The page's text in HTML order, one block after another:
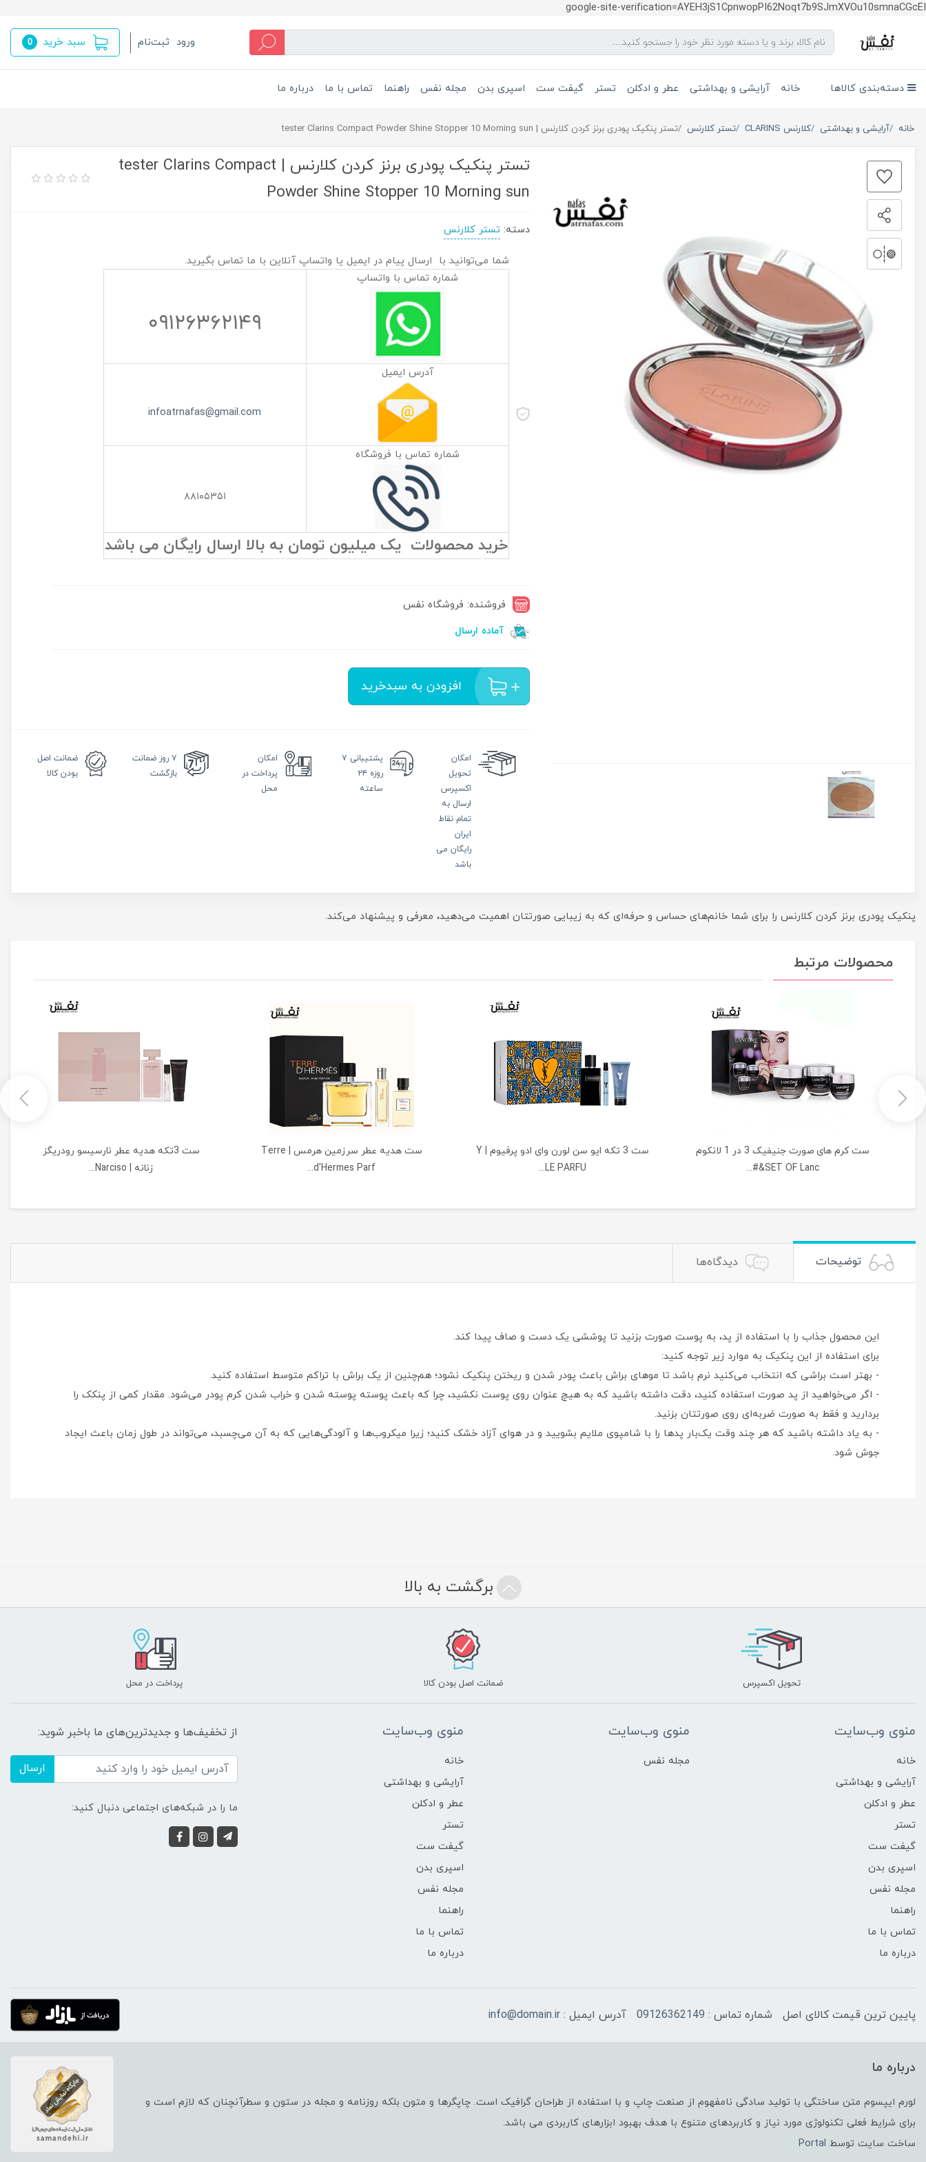
google-site-verification=AYEH3jS1CpnwopPI62Noqt7b9SJmXVOu10smnaCGcEI
ورود ثبت‌نام سبد خرید 0
دسته‌بندی کالاها خانه آرایشی و بهداشتی عطر و ادکلن تستر گیفت ست اسپری بدن مجله نفس راهنما تماس با ما درباره ما
خانه آرایشی و بهداشتی کلارنس CLARINS تستر کلارنس تستر پنکیک پودری برنز کردن کلارنس | tester Clarins Compact Powder Shine Stopper 10 Morning sun
تستر پنکیک پودری برنز کردن کلارنس | tester Clarins Compact
Powder Shine Stopper 10 Morning sun
دسته:تستر کلارنس
شما می‌توانید با ارسال پیام در ایمیل یا واتساپ آنلاین با ما تماس بگیرید.
شماره تماس با واتساپ
۰۹۱۲۶۳۶۲۱۴۹
آدرس ایمیل
infoatrnafas@gmail.com
شماره تماس با فروشگاه
۸۸۱۰۵۳۵۱
خرید محصولات یک میلیون تومان به بالا ارسال رایگان می باشد
فروشنده: فروشگاه نفس
آماده ارسال
افزودن به سبدخرید
امکان
تحویل
اکسپرس
ارسال به
تمام نقاط
ایران
رایگان می
باشد
پشتیبانی ۷
روزه ۲۴
ساعته
امکان
پرداخت در
محل
۷ روز
ضمانت
بازگشت
ضمانت اصل
بودن کالا
پنکیک پودری برنز کردن کلارنس را برای شما خانم‌های حساس و حرفه‌ای که به زیبایی صورتتان اهمیت می‌دهید، معرفی و پیشنهاد می‌کند.
محصولات مرتبط
ست کرم های صورت جنیفیک 3 در 1 لانکوم
SET OF Lanc&#...
ست 3 تکه ایو سن لورن وای ادو پرفیوم | Y
LE PARFU...
ست هدیه عطر سرزمین هرمس | Terre
d'Hermes Parf...
ست 3تکه هدیه عطر نارسیسو رودریگز
زنانه | Narciso...
توضیحات دیدگاه‌ها
این محصول جذاب را با استفاده از پد، به پوست صورت بزنید تا پوششی یک دست و صاف پیدا کند.
برای استفاده از این پنکیک به موارد زیر توجه کنید:
- بهتر است براشی که انتخاب می‌کنید نرم باشد تا موهای براش باعث پودر شدن و ریختن پنکیک نشود؛ هم‌چنین از یک براش با تراکم متوسط استفاده کنید.
- اگر می‌خواهید از پد صورت استفاده کنید، دقت داشته ‌باشید که به هیچ عنوان روی پوست نکشید، چرا که باعث پوسته پوسته شدن و خراب شدن کرم ‌پودر می‌شود. مقدار کمی از پنکک را
بردارید و فقط به صورت ضربه‌ای روی صورتتان بزنید.
- به یاد داشته باشید که هر چند وقت یک‌بار پد‌ها را با شامپوی ملایم بشویید و در هوای آزاد خشک کنید؛ زیرا میکروب‌ها و آلودگی‌هایی که به آن می‌چسبد، می‌تواند در طول زمان باعث ایجاد
جوش شود.
برگشت به بالا
تحویل اکسپرس ضمانت اصل بودن کالا پرداخت در محل
منوی وب‌سایت
خانه
آرایشی و بهداشتی
عطر و ادکلن
تستر
گیفت ست
اسپری بدن
مجله نفس
راهنما
تماس با ما
درباره ما
منوی وب‌سایت
مجله نفس
منوی وب‌سایت
خانه
آرایشی و بهداشتی
عطر و ادکلن
تستر
گیفت ست
اسپری بدن
مجله نفس
راهنما
تماس با ما
درباره ما
از تخفیف‌ها و جدیدترین‌های ما باخبر شوید:
ارسال
ما را در شبکه‌های اجتماعی دنبال کنید:
پایین ترین قیمت کالای اصل شماره تماس : 09126362149 آدرس ایمیل : info@domain.ir
درباره ما
لورم ایپسوم متن ساختگی با تولید سادگی نامفهوم از صنعت چاپ و با استفاده از طراحان گرافیک است. چاپگرها و متون بلکه روزنامه و مجله در ستون و سطرآنچنان که لازم است و
برای شرایط فعلی تکنولوژی مورد نیاز و کاربردهای متنوع با هدف بهبود ابزارهای کاربردی می باشد.
ساخت سایت توسط Portal